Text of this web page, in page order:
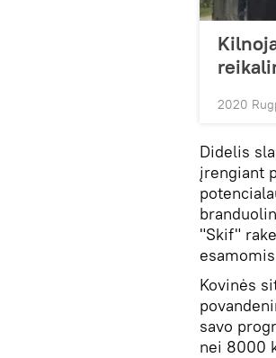
2020
Didelis
įrengiant
"Skif"
Kovinės
savo
nei 8000